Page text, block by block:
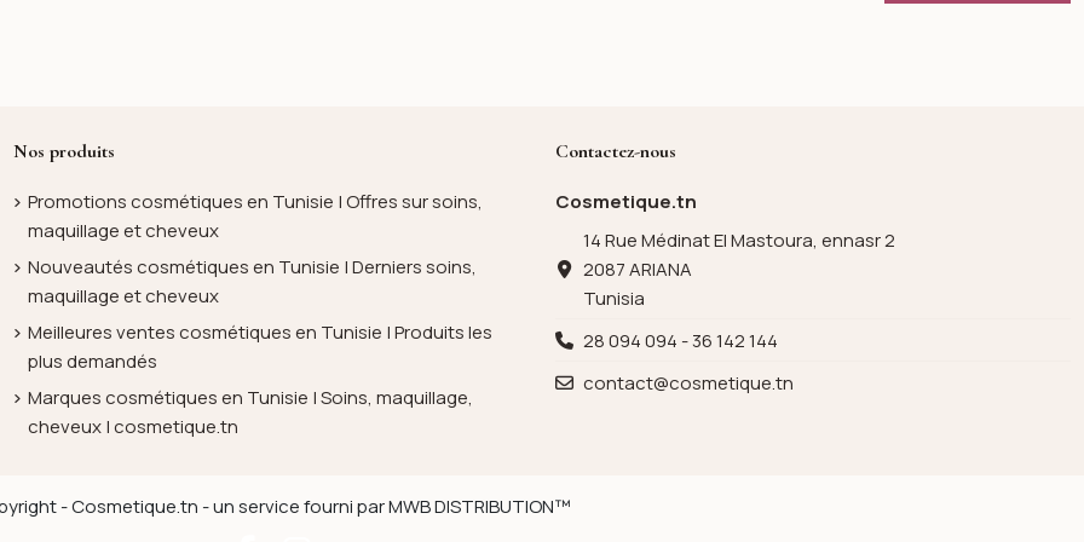
Nos produits
Promotions cosmétiques en Tunisie | Offres sur soins,
maquillage et cheveux
Nouveautés cosmétiques en Tunisie | Derniers soins,
maquillage et cheveux
Meilleures ventes cosmétiques en Tunisie | Produits les
plus demandés
Marques cosmétiques en Tunisie | Soins, maquillage,
cheveux | cosmetique.tn
Contactez-nous
Cosmetique.tn
14 Rue Médinat El Mastoura, ennasr 2
2087 ARIANA
Tunisia
28 094 094 - 36 142 144
contact@cosmetique.tn
- Cosmetique.tn - un service fourni par MWB DISTRIBUTION™